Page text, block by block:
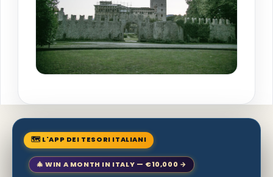
🗺 L'APP DEI TESORI ITALIANI
🎄 WIN A MONTH IN ITALY — €10,000 →